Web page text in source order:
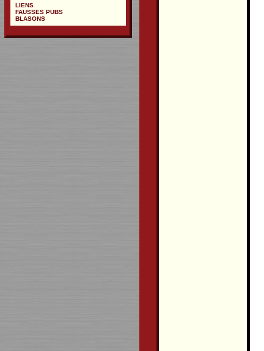
LIENS
FAUSSES PUBS
BLASONS